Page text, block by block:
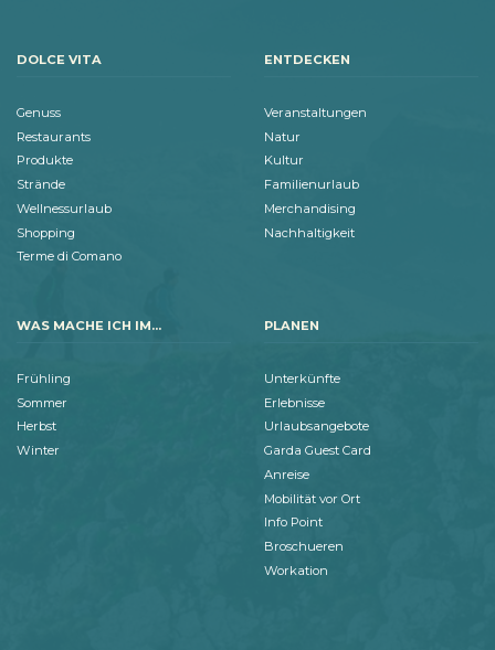
DOLCE VITA
Genuss
Restaurants
Produkte
Strände
Wellnessurlaub
Shopping
Terme di Comano
ENTDECKEN
Veranstaltungen
Natur
Kultur
Familienurlaub
Merchandising
Nachhaltigkeit
WAS MACHE ICH IM...
Frühling
Sommer
Herbst
Winter
PLANEN
Unterkünfte
Erlebnisse
Urlaubsangebote
Garda Guest Card
Anreise
Mobilität vor Ort
Info Point
Broschueren
Workation